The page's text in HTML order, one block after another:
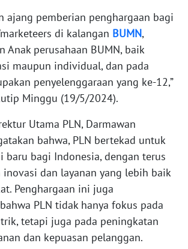
ajang pemberian penghargaan bagi
di kalangan BUMN,
Anak perusahaan BUMN, baik
maupun individual, dan pada
penyelenggaraan yang ke-12,”
Minggu (19/5/2024).
Utama PLN, Darmawan
bahwa, PLN bertekad untuk
baru bagi Indonesia, dengan terus
dan layanan yang lebih baik
Penghargaan ini juga
PLN tidak hanya fokus pada
tetapi juga pada peningkatan
dan kepuasan pelanggan.